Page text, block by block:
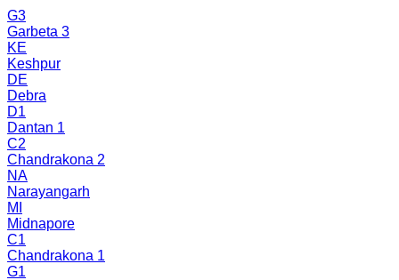
G3
Garbeta 3
KE
Keshpur
DE
Debra
D1
Dantan 1
C2
Chandrakona 2
NA
Narayangarh
MI
Midnapore
C1
Chandrakona 1
G1